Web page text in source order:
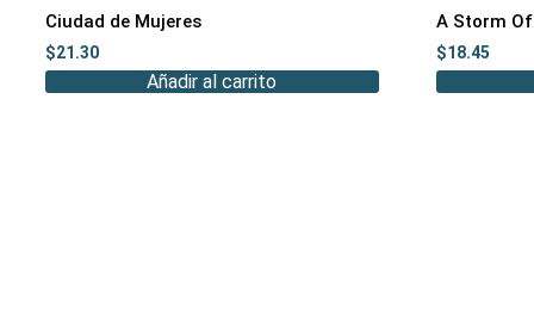
Ciudad de Mujeres
$21.30
Añadir al carrito
A Storm
$18.45